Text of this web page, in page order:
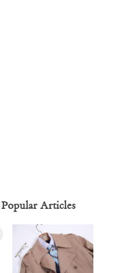
Popular Articles